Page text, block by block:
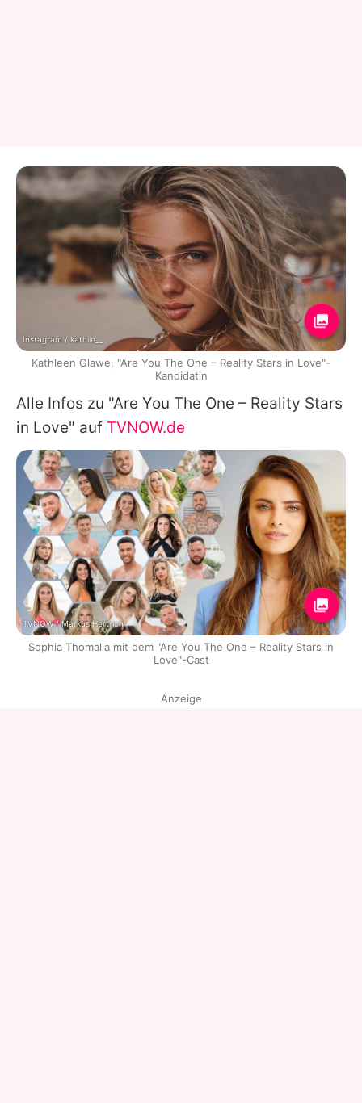
Alle Infos zu "Are You The One – Reality Stars
in Love" auf TVNOW.de
Instagram / kathiie__
Kathleen Glawe, "Are You The One – Reality Stars in Love"-
Kandidatin
TVNOW / Markus Hertrich
Sophia Thomalla mit dem "Are You The One – Reality Stars in
Love"-Cast
Anzeige